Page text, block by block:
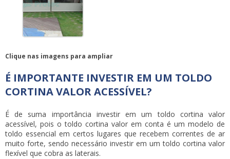
Clique nas imagens para ampliar
É IMPORTANTE INVESTIR EM UM TOLDO
CORTINA VALOR ACESSÍVEL?
É de suma importância investir em umtoldo cortina valor
acessível, pois otoldo cortina valor em conta é um modelo de
toldo essencial em certos lugares que recebem correntes de ar
muito forte, sendo necessário investir em umtoldo cortina valor
flexível que cobra as laterais.